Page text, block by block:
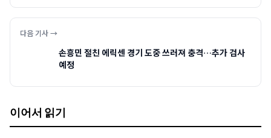
다음 기사 →
손흥민 절친 에릭센 경기 도중 쓰러져 충격…추가 검사
예정
이어서 읽기